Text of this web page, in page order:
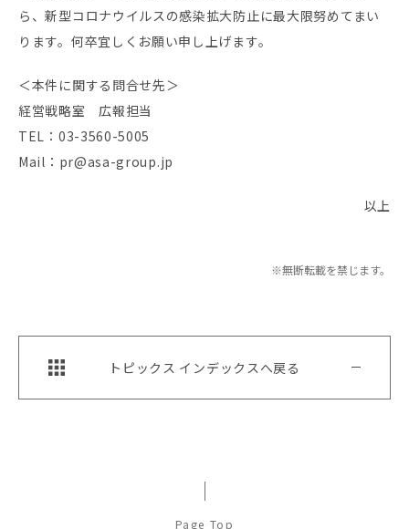
ら、新型コロナウイルスの感染拡大防止に最大限努めてまい
ります。何卒宜しくお願い申し上げます。
＜本件に関する問合せ先＞
経営戦略室 広報担当
TEL：03-3560-5005
Mail：pr@asa-group.jp
以上
※無断転載を禁じます。
トピックス インデックスへ戻る
Page Top